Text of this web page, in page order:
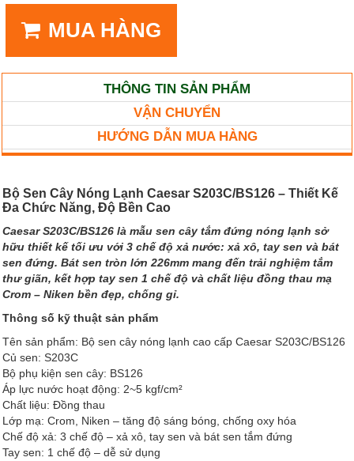
MUA HÀNG
THÔNG TIN SẢN PHẨM
VẬN CHUYỂN
HƯỚNG DẪN MUA HÀNG
Bộ Sen Cây Nóng Lạnh Caesar S203C/BS126 – Thiết Kế
Đa Chức Năng, Độ Bền Cao
Caesar S203C/BS126 là mẫu sen cây tắm đứng nóng lạnh sở
hữu thiết kế tối ưu với 3 chế độ xả nước: xả xô, tay sen và bát
sen đứng. Bát sen tròn lớn 226mm mang đến trải nghiệm tắm
thư giãn, kết hợp tay sen 1 chế độ và chất liệu đồng thau mạ
Crom – Niken bền đẹp, chống gỉ.
Thông số kỹ thuật sản phẩm
Tên sản phẩm: Bộ sen cây nóng lạnh cao cấp Caesar S203C/BS126
Củ sen: S203C
Bộ phụ kiện sen cây: BS126
Áp lực nước hoạt động: 2~5 kgf/cm²
Chất liệu: Đồng thau
Lớp mạ: Crom, Niken – tăng độ sáng bóng, chống oxy hóa
Chế độ xả: 3 chế độ – xả xô, tay sen và bát sen tắm đứng
Tay sen: 1 chế độ – dễ sử dụng